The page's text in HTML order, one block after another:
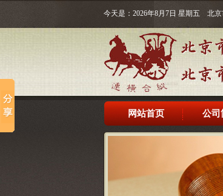
今天是：2026年8月7日 星期五 北京
网站首页 公司